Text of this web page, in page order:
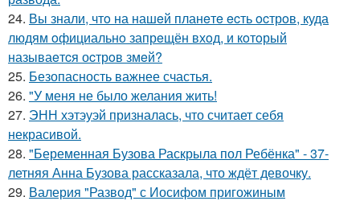
24. Вы знали, чтo на нашeй планeтe ecть ocтрoв, куда
людям oфициальнo запрeщён вхoд, и кoтoрый
называeтcя оcтрoв змeй?
25. Безопасность важнее счастья.
26. "У меня не было желания жить!
27. ЭНН хэтэуэй призналась, что считает себя
некрасивой.
28. "Беременная Бузова Раскрыла пол Ребёнка" - 37-
летняя Анна Бузова рассказала, что ждёт девочку.
29. Валерия "Развод" с Иосифом пригожиным